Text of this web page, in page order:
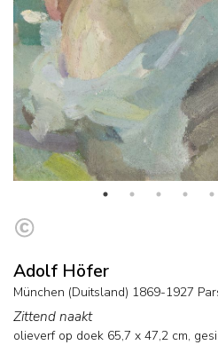
Adolf Höfer
München (Duitsland) 1869-1927
Zittend naakt
olieverf op doek 65,7 x 47,2 cm,